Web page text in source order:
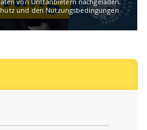
und den Nutzungsbedingungen